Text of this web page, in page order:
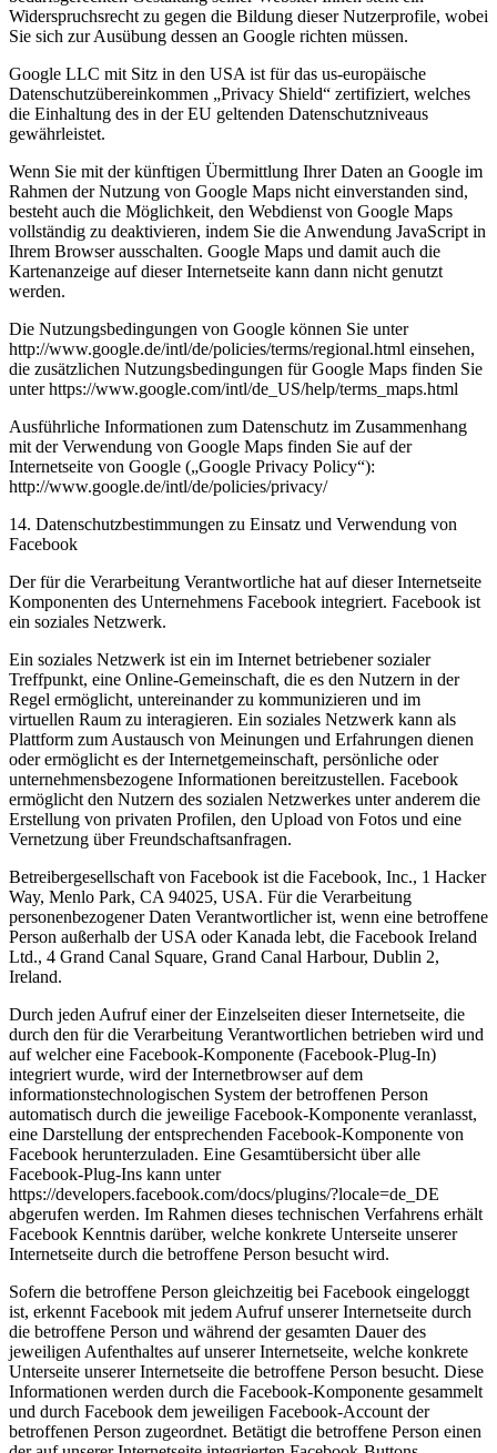
Widerspruchsrecht zu gegen die Bildung dieser Nutzerprofile, wobei
Sie sich zur Ausübung dessen an Google richten müssen.
Google LLC mit Sitz in den USA ist für das us-europäische
Datenschutzübereinkommen „Privacy Shield“ zertifiziert, welches
die Einhaltung des in der EU geltenden Datenschutzniveaus
gewährleistet.
Wenn Sie mit der künftigen Übermittlung Ihrer Daten an Google im
Rahmen der Nutzung von Google Maps nicht einverstanden sind,
besteht auch die Möglichkeit, den Webdienst von Google Maps
vollständig zu deaktivieren, indem Sie die Anwendung JavaScript in
Ihrem Browser ausschalten. Google Maps und damit auch die
Kartenanzeige auf dieser Internetseite kann dann nicht genutzt
werden.
Die Nutzungsbedingungen von Google können Sie unter
http://www.google.de/intl/de/policies/terms/regional.html einsehen,
die zusätzlichen Nutzungsbedingungen für Google Maps finden Sie
unter https://www.google.com/intl/de_US/help/terms_maps.html
Ausführliche Informationen zum Datenschutz im Zusammenhang
mit der Verwendung von Google Maps finden Sie auf der
Internetseite von Google („Google Privacy Policy“):
http://www.google.de/intl/de/policies/privacy/
14. Datenschutzbestimmungen zu Einsatz und Verwendung von
Facebook
Der für die Verarbeitung Verantwortliche hat auf dieser Internetseite
Komponenten des Unternehmens Facebook integriert. Facebook ist
ein soziales Netzwerk.
Ein soziales Netzwerk ist ein im Internet betriebener sozialer
Treffpunkt, eine Online-Gemeinschaft, die es den Nutzern in der
Regel ermöglicht, untereinander zu kommunizieren und im
virtuellen Raum zu interagieren. Ein soziales Netzwerk kann als
Plattform zum Austausch von Meinungen und Erfahrungen dienen
oder ermöglicht es der Internetgemeinschaft, persönliche oder
unternehmensbezogene Informationen bereitzustellen. Facebook
ermöglicht den Nutzern des sozialen Netzwerkes unter anderem die
Erstellung von privaten Profilen, den Upload von Fotos und eine
Vernetzung über Freundschaftsanfragen.
Betreibergesellschaft von Facebook ist die Facebook, Inc., 1 Hacker
Way, Menlo Park, CA 94025, USA. Für die Verarbeitung
personenbezogener Daten Verantwortlicher ist, wenn eine betroffene
Person außerhalb der USA oder Kanada lebt, die Facebook Ireland
Ltd., 4 Grand Canal Square, Grand Canal Harbour, Dublin 2,
Ireland.
Durch jeden Aufruf einer der Einzelseiten dieser Internetseite, die
durch den für die Verarbeitung Verantwortlichen betrieben wird und
auf welcher eine Facebook-Komponente (Facebook-Plug-In)
integriert wurde, wird der Internetbrowser auf dem
informationstechnologischen System der betroffenen Person
automatisch durch die jeweilige Facebook-Komponente veranlasst,
eine Darstellung der entsprechenden Facebook-Komponente von
Facebook herunterzuladen. Eine Gesamtübersicht über alle
Facebook-Plug-Ins kann unter
https://developers.facebook.com/docs/plugins/?locale=de_DE
abgerufen werden. Im Rahmen dieses technischen Verfahrens erhält
Facebook Kenntnis darüber, welche konkrete Unterseite unserer
Internetseite durch die betroffene Person besucht wird.
Sofern die betroffene Person gleichzeitig bei Facebook eingeloggt
ist, erkennt Facebook mit jedem Aufruf unserer Internetseite durch
die betroffene Person und während der gesamten Dauer des
jeweiligen Aufenthaltes auf unserer Internetseite, welche konkrete
Unterseite unserer Internetseite die betroffene Person besucht. Diese
Informationen werden durch die Facebook-Komponente gesammelt
und durch Facebook dem jeweiligen Facebook-Account der
betroffenen Person zugeordnet. Betätigt die betroffene Person einen